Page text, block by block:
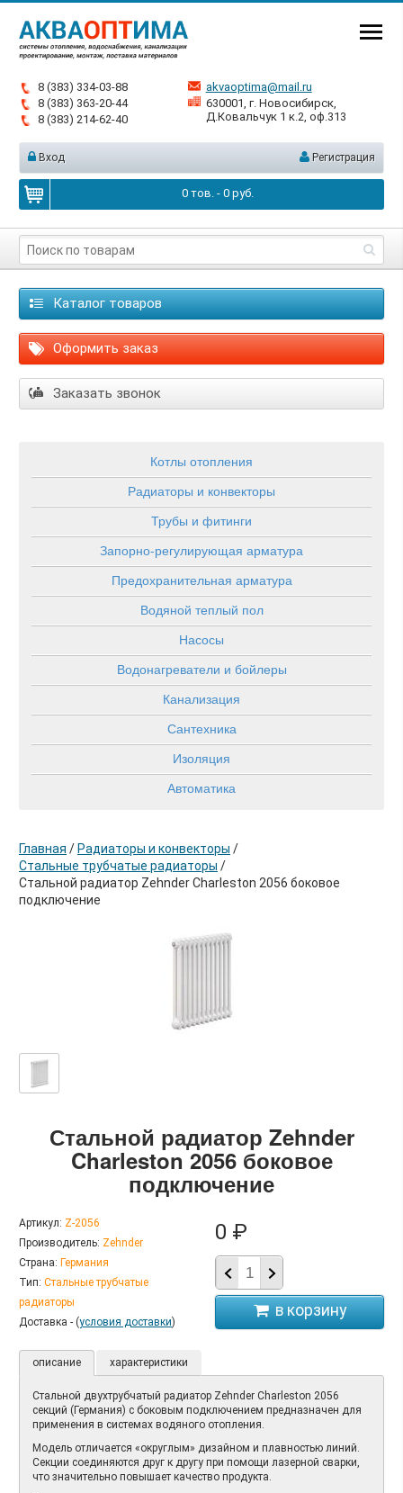
8 (383) 334-03-88
8 (383) 363-20-44
8 (383) 214-62-40
akvaoptima@mail.ru
630001, г. Новосибирск,
Д.Ковальчук 1 к.2, оф.313
Вход Регистрация
0тов. - 0руб.
Каталог товаров
Оформить заказ
Заказать звонок
Котлы отопления
Радиаторы и конвекторы
Трубы и фитинги
Запорно-регулирующая арматура
Предохранительная арматура
Водяной теплый пол
Насосы
Водонагреватели и бойлеры
Канализация
Сантехника
Изоляция
Автоматика
Главная / Радиаторы и конвекторы /
Стальные трубчатые радиаторы /
Стальной радиатор Zehnder Charleston 2056 боковое
подключение
Стальной радиатор Zehnder
Charleston 2056 боковое
подключение
Артикул: Z-2056
Производитель: Zehnder
Страна: Германия
Тип: Стальные трубчатые
радиаторы
Доставка - (условия доставки)
0 ₽
описание характеристики
Стальной двухтрубчатый радиатор Zehnder Charleston 2056
секций (Германия) с боковым подключением предназначен для
применения в системах водяного отопления.
Модель отличается «округлым» дизайном и плавностью линий.
Секции соединяются друг к другу при помощи лазерной сварки,
что значительно повышает качество продукта.